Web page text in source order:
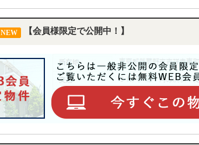
NEW 【会員様限定で公開中！】